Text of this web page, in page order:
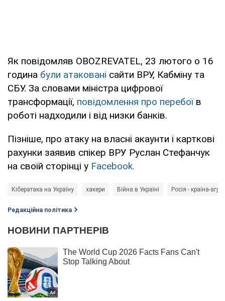
Як повідомляв OBOZREVATEL, 23 лютого о 16
година були атаковані сайти ВРУ, Кабміну та
СБУ. За словами міністра цифрової
трансформації, повідомлення про перебоїв
роботі надходили і від низки банків.
Пізніше, про атаку на власні акаунти і карткові
рахунки заявив спікер ВРУ Руслан Стефанчук
на своїй сторінці у Facebook.
Кібератака на Україну хакери Війна в Україні Росія - країна-
Редакційна політика